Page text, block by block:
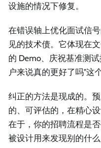
设施的情况下修复。
在错误轴上优化面试信
见的技术债。它体现在
的 Demo、庆祝基准测
户来说真的更好了吗"这
纠正的方法是现成的。
的、可评估的，在精心
在于，你的招聘流程是
被设计用来发现别的什么